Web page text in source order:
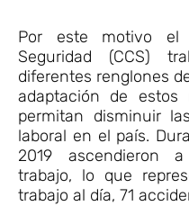
Por este motivo el
Seguridad (CCS)
diferentes renglones
adaptación de estos
permitan disminuir
laboral en el país.
2019 ascendieron
trabajo, lo que
trabajo al día, 71